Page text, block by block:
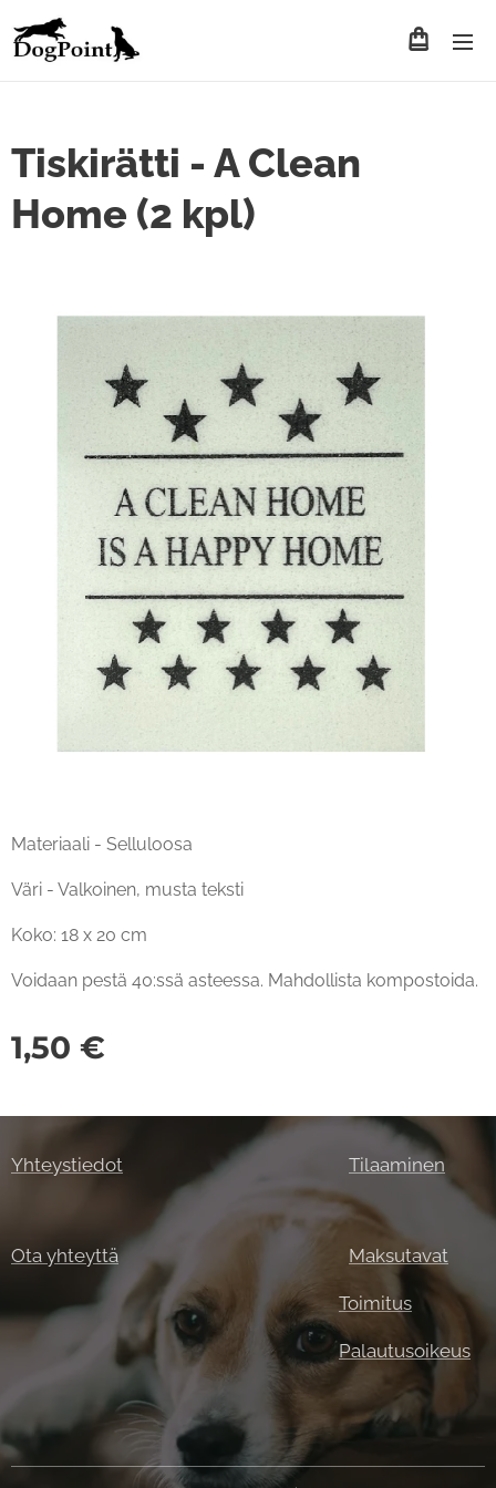
Tiskirätti - A Clean
Home (2 kpl)
Materiaali - Selluloosa
Väri - Valkoinen, musta teksti
Koko: 18 x 20 cm
Voidaan pestä 40:ssä asteessa. Mahdollista kompostoida.
1,50 €
Yhteystiedot Tilaaminen
Ota yhteyttä Maksutavat
Toimitus
Palautusoikeus